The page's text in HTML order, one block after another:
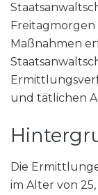
Maßnahmen
und tätlichen
Die
im Alter von